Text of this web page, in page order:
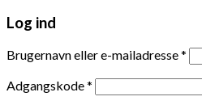
Log ind
Brugernavn eller e-mailadresse*
Adgangskode*